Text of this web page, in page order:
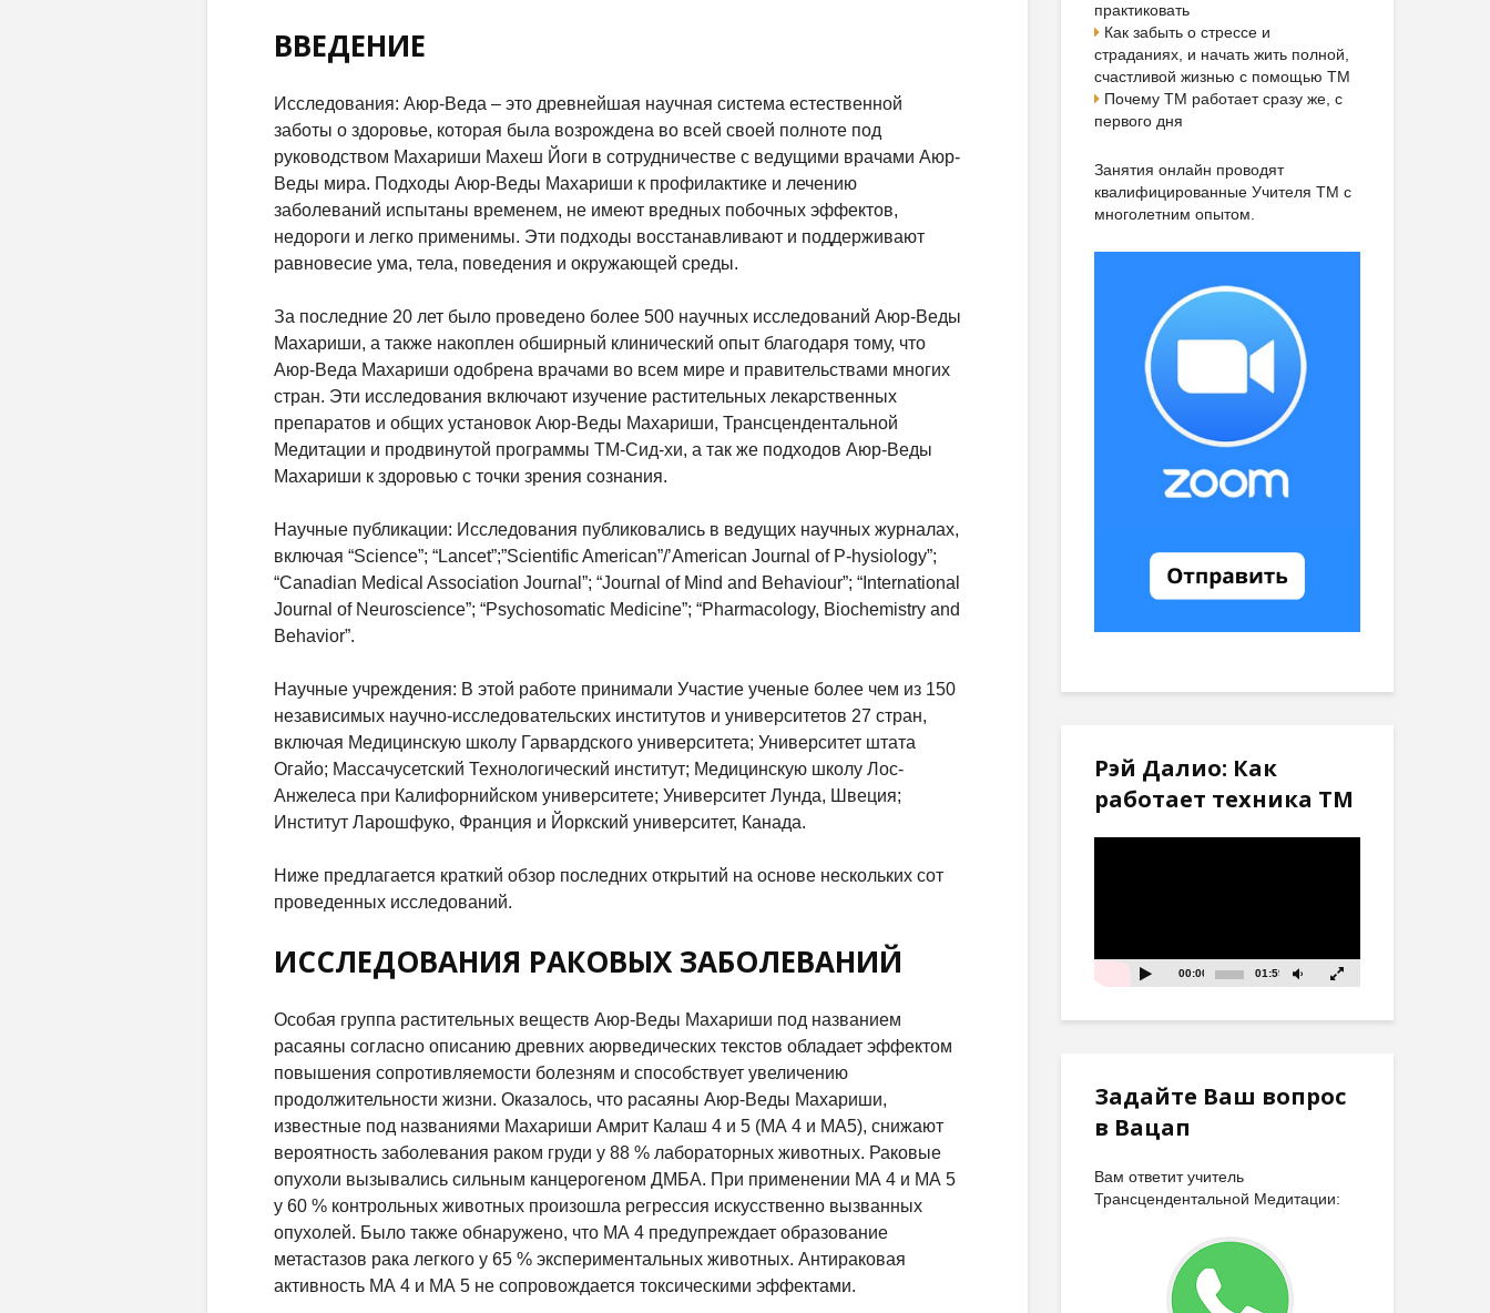
ВВЕДЕНИЕ
Исследования: Аюр-Веда – это древнейшая научная система естественной
заботы о здоровье, которая была возрождена во всей своей полноте под
руководством Махариши Махеш Йоги в сотрудничестве с ведущими врачами Аюр-
Веды мира. Подходы Аюр-Веды Махариши к профилактике и лечению
заболеваний испытаны временем, не имеют вредных побочных эффектов,
недороги и легко применимы. Эти подходы восстанавливают и поддерживают
равновесие ума, тела, поведения и окружающей среды.
За последние 20 лет было проведено более 500 научных исследований Аюр-Веды
Махариши, а также накоплен обширный клинический опыт благодаря тому, что
Аюр-Веда Махариши одобрена врачами во всем мире и правительствами многих
стран. Эти исследования включают изучение растительных лекарственных
препаратов и общих установок Аюр-Веды Махариши, Трансцендентальной
Медитации и продвинутой программы ТМ-Сид-хи, а так же подходов Аюр-Веды
Махариши к здоровью с точки зрения сознания.
Научные публикации: Исследования публиковались в ведущих научных журналах,
включая “Science”; “Lancet”;”Scientific American”/’American Journal of P-hysiology”;
“Canadian Medical Association Journal”; “Journal of Mind and Behaviour”; “International
Journal of Neuroscience”; “Psychosomatic Medicine”; “Pharmacology, Biochemistry and
Behavior”.
Научные учреждения: В этой работе принимали Участие ученые более чем из 150
независимых научно-исследовательских институтов и университетов 27 стран,
включая Медицинскую школу Гарвардского университета; Университет штата
Огайо; Массачусетский Технологический институт; Медицинскую школу Лос-
Анжелеса при Калифорнийском университете; Университет Лунда, Швеция;
Институт Ларошфуко, Франция и Йоркский университет, Канада.
Ниже предлагается краткий обзор последних открытий на основе нескольких сот
проведенных исследований.
ИССЛЕДОВАНИЯ РАКОВЫХ ЗАБОЛЕВАНИЙ
Особая группа растительных веществ Аюр-Веды Махариши под названием
расаяны согласно описанию древних аюрведических текстов обладает эффектом
повышения сопротивляемости болезням и способствует увеличению
продолжительности жизни. Оказалось, что расаяны Аюр-Веды Махариши,
известные под названиями Махариши Амрит Калаш 4 и 5 (МА 4 и МА5), снижают
вероятность заболевания раком груди у 88 % лабораторных животных. Раковые
опухоли вызывались сильным канцерогеном ДМБА. При применении МА 4 и МА 5
у 60 % контрольных животных произошла регрессия искусственно вызванных
опухолей. Было также обнаружено, что МА 4 предупреждает образование
метастазов рака легкого у 65 % экспериментальных животных. Антираковая
активность МА 4 и МА 5 не сопровождается токсическими эффектами.
практиковать
Как забыть о стрессе и
страданиях, и начать жить полной,
счастливой жизнью с помощью ТМ
Почему ТМ работает сразу же, с
первого дня
Занятия онлайн проводят
квалифицированные Учителя ТМ с
многолетним опытом.
Рэй Далио: Как
работает техника ТМ
00:00 01:59
Задайте Ваш вопрос
в Вацап
Вам ответит учитель
Трансцендентальной Медитации: